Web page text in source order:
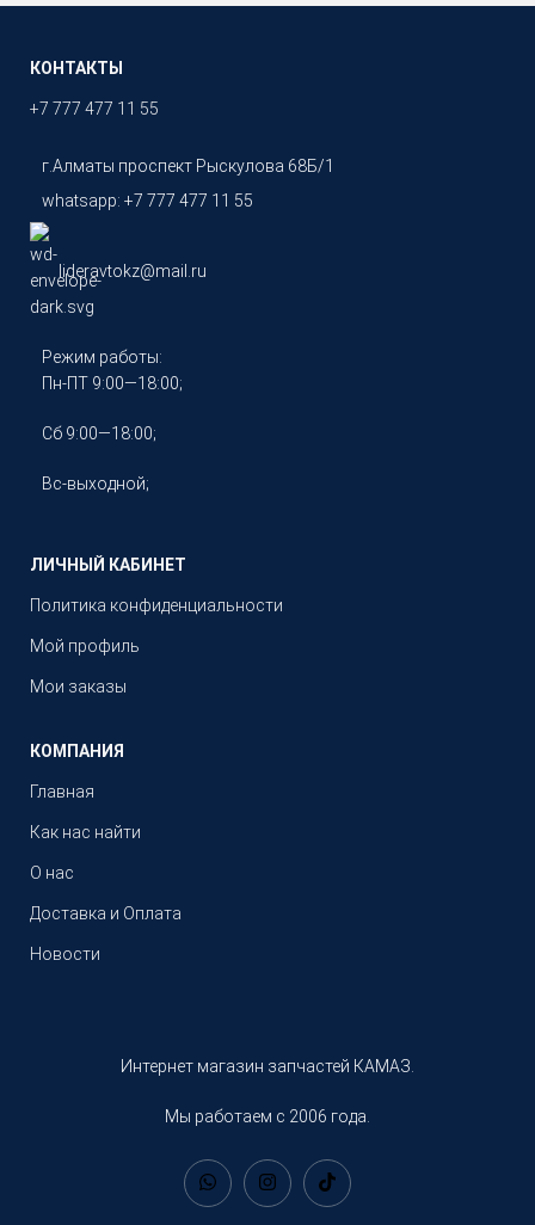
Интернет магазин запчастей КАМАЗ.
Мы работаем с 2006 года.
КОМПАНИЯ
Главная
Как нас найти
О нас
Доставка и Оплата
Новости
ЛИЧНЫЙ КАБИНЕТ
Политика конфиденциальности
Мой профиль
Мои заказы
КОНТАКТЫ
+7 777 477 11 55
г.Алматы проспект Рыскулова 68Б/1
whatsapp: +7 777 477 11 55
lideravtokz@mail.ru
Режим работы:
Пн-ПТ 9:00—18:00;
Сб 9:00—18:00;
Вс-выходной;